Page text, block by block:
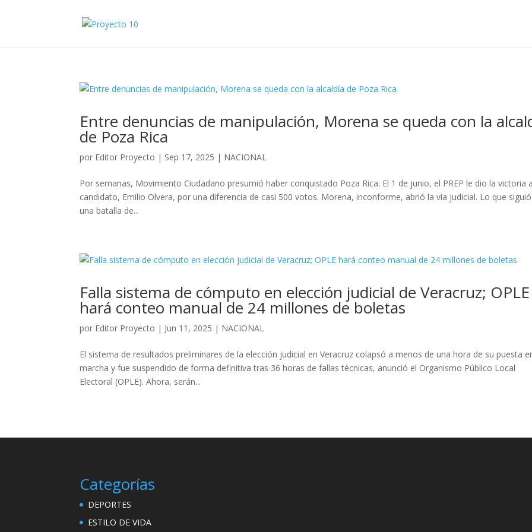
Entre denuncias de manipulación, Morena se queda con la
de Poza Rica
por Editor Proyecto | Sep 17, 2025 | NACIONAL
Por semanas, Movimiento Ciudadano presumió haber conquistado Poza Rica. El 1 de junio, el PREP le dio la victoria
candidato, Emilio Olvera, por una diferencia de casi 500 votos. Morena, inconforme, abrió la vía judicial. Lo que
una batalla de...
Falla sistema de cómputo en elección judicial de Veracruz; OPLE
hará conteo manual de 24 millones de boletas
por Editor Proyecto | Jun 11, 2025 | NACIONAL
El sistema de resultados preliminares de la elección judicial en Veracruz colapsó a menos de una hora de su puesta
marcha y fue suspendido de forma definitiva tras 36 horas de fallas técnicas, anunció el Organismo Público Local
Electoral (OPLE). Ahora, serán...
Categorías
DEPORTES
ESTILO DE VIDA